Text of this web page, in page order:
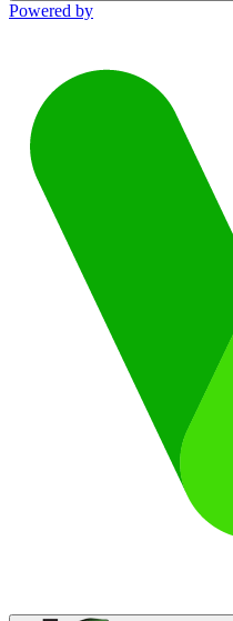
Powered by